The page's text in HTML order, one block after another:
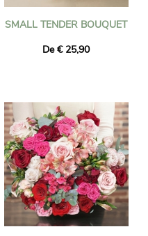
SMALL TENDER BOUQUET
De € 25,90